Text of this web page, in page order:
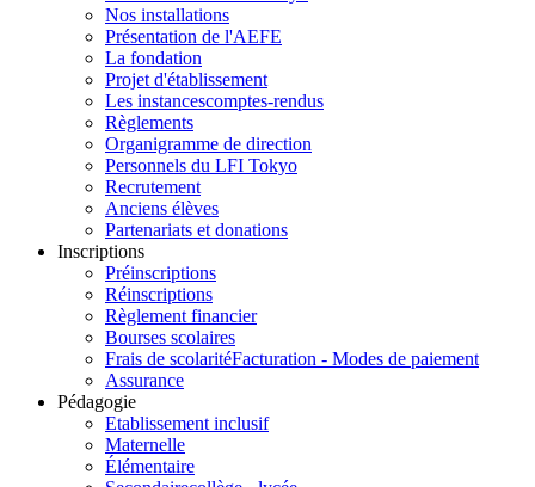
Nos installations
Présentation de l'AEFE
La fondation
Projet d'établissement
Les instancescomptes-rendus
Règlements
Organigramme de direction
Personnels du LFI Tokyo
Recrutement
Anciens élèves
Partenariats et donations
Inscriptions
Préinscriptions
Réinscriptions
Règlement financier
Bourses scolaires
Frais de scolaritéFacturation - Modes de paiement
Assurance
Pédagogie
Etablissement inclusif
Maternelle
Élémentaire